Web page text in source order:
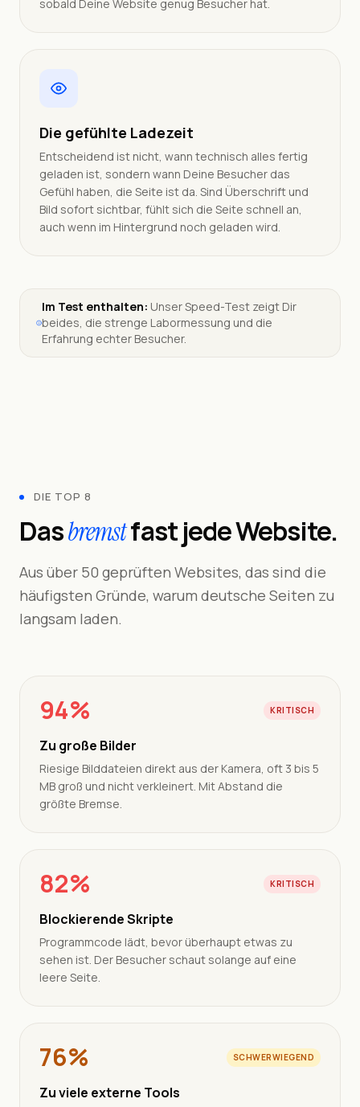
sobald Deine Website genug Besucher hat.
Die gefühlte Ladezeit
Entscheidend ist nicht, wann technisch alles fertig
geladen ist, sondern wann Deine Besucher das
Gefühl haben, die Seite ist da. Sind Überschrift und
Bild sofort sichtbar, fühlt sich die Seite schnell an,
auch wenn im Hintergrund noch geladen wird.
Im Test enthalten: Unser Speed-Test zeigt Dir
beides, die strenge Labormessung und die
Erfahrung echter Besucher.
DIE TOP 8
Dasbremstfast jede Website.
Aus über 50 geprüften Websites, das sind die
häufigsten Gründe, warum deutsche Seiten zu
langsam laden.
94% KRITISCH
Zu große Bilder
Riesige Bilddateien direkt aus der Kamera, oft 3 bis 5
MB groß und nicht verkleinert. Mit Abstand die
größte Bremse.
82% KRITISCH
Blockierende Skripte
Programmcode lädt, bevor überhaupt etwas zu
sehen ist. Der Besucher schaut solange auf eine
leere Seite.
76% SCHWERWIEGEND
Zu viele externe Tools